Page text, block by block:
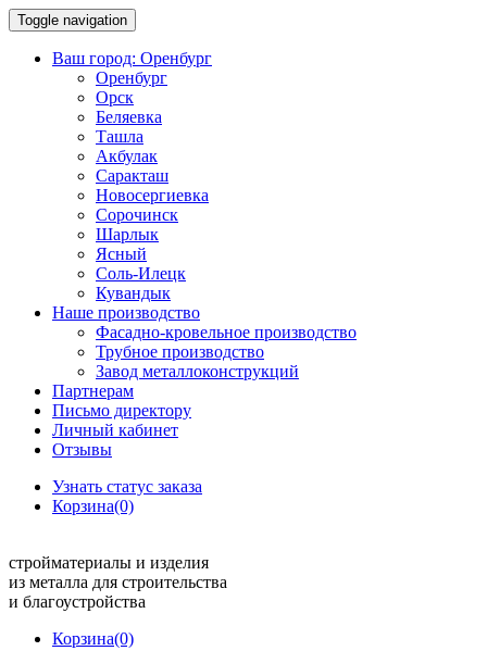
Toggle navigation
Ваш город: Оренбург
Оренбург
Орск
Беляевка
Ташла
Акбулак
Саракташ
Новосергиевка
Сорочинск
Шарлык
Ясный
Соль-Илецк
Кувандык
Наше производство
Фасадно-кровельное производство
Трубное производство
Завод металлоконструкций
Партнерам
Письмо директору
Личный кабинет
Отзывы
Узнать статус заказа
Корзина(0)
стройматериалы и изделия
из металла для строительства
и благоустройства
Корзина(0)